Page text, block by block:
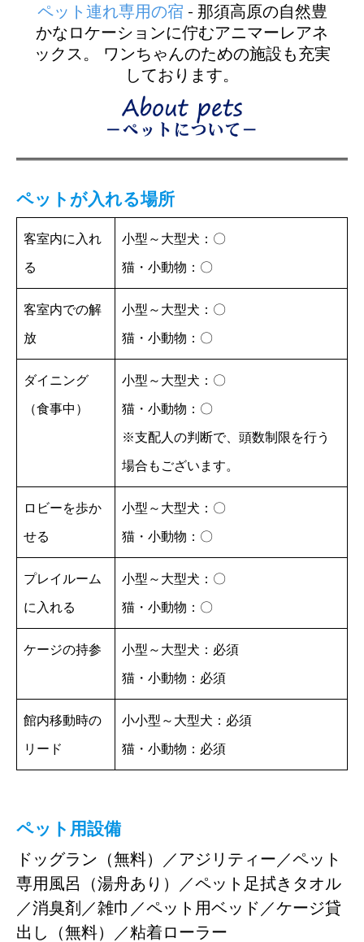
ペット連れ専用の宿 - 那須高原の自然豊
かなロケーションに佇むアニマーレアネ
ックス。 ワンちゃんのための施設も充実
しております。
ペットが入れる場所
客室内に入れ
る
小型～大型犬：〇
猫・小動物：〇
客室内での解
放
小型～大型犬：〇
猫・小動物：〇
ダイニング
（食事中）
小型～大型犬：〇
猫・小動物：〇
※支配人の判断で、頭数制限を行う
場合もございます。
ロビーを歩か
せる
小型～大型犬：〇
猫・小動物：〇
プレイルーム
に入れる
小型～大型犬：〇
猫・小動物：〇
ケージの持参 小型～大型犬：必須
猫・小動物：必須
館内移動時の
リード
小小型～大型犬：必須
猫・小動物：必須
ペット用設備
ドッグラン（無料）／アジリティー／ペット
専用風呂（湯舟あり）／ペット足拭きタオル
／消臭剤／雑巾／ペット用ベッド／ケージ貸
出し（無料）／粘着ローラー